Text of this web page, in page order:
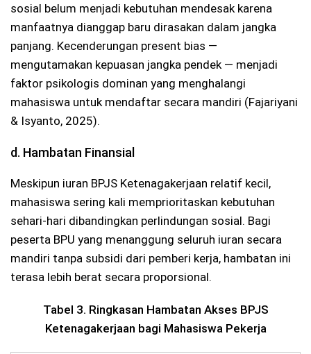
sosial belum menjadi kebutuhan mendesak karena
manfaatnya dianggap baru dirasakan dalam jangka
panjang. Kecenderungan present bias —
mengutamakan kepuasan jangka pendek — menjadi
faktor psikologis dominan yang menghalangi
mahasiswa untuk mendaftar secara mandiri (Fajariyani
& Isyanto, 2025).
d. Hambatan Finansial
Meskipun iuran BPJS Ketenagakerjaan relatif kecil,
mahasiswa sering kali memprioritaskan kebutuhan
sehari-hari dibandingkan perlindungan sosial. Bagi
peserta BPU yang menanggung seluruh iuran secara
mandiri tanpa subsidi dari pemberi kerja, hambatan ini
terasa lebih berat secara proporsional.
Tabel 3. Ringkasan Hambatan Akses BPJS
Ketenagakerjaan bagi Mahasiswa Pekerja